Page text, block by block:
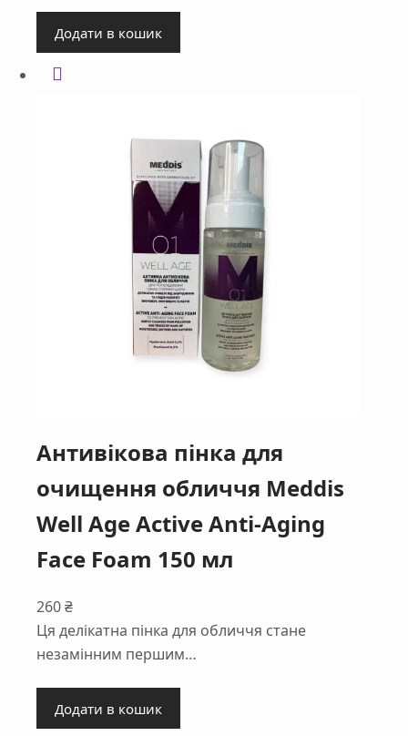
Додати в кошик
Антивікова пінка для
очищення обличчя Meddis
Well Age Active Anti-Aging
Face Foam 150 мл
260₴
Ця делікатна пінка для обличчя стане
незамінним першим…
Додати в кошик